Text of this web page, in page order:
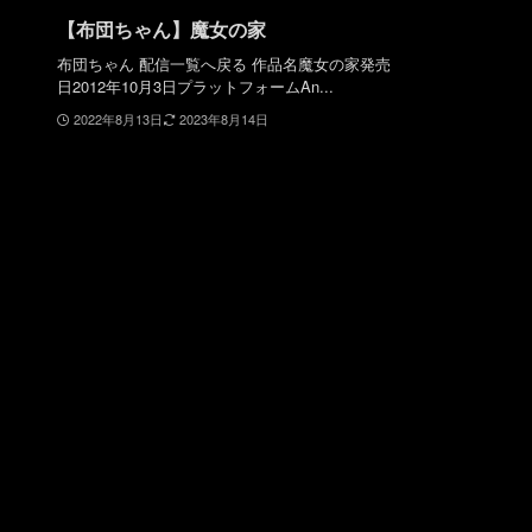
【布団ちゃん】魔女の家
布団ちゃん 配信一覧へ戻る 作品名魔女の家発売
日2012年10月3日プラットフォームAn...
2022年8月13日 2023年8月14日